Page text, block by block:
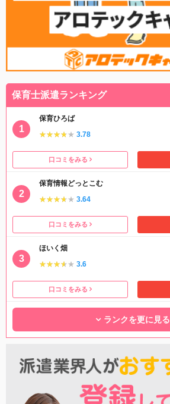
保育士派遣ランキング
保育ひろば
★★★★★
★★★★★ 3.78
口コミをみる
保育情報どっとこむ
★★★★★
★★★★★ 3.64
口コミをみる
ほいく畑
★★★★★
★★★★★ 3.6
口コミをみる
ランクを更に見る